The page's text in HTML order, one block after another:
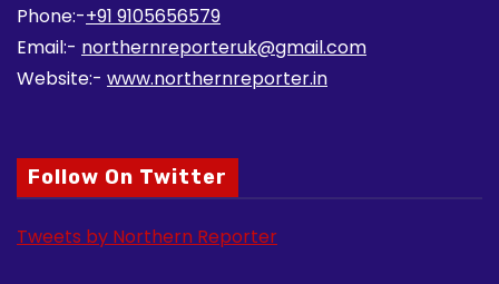
Phone:-+91 9105656579
Email:- northernreporteruk@gmail.com
Website:- www.northernreporter.in
Follow On Twitter
Tweets by Northern Reporter